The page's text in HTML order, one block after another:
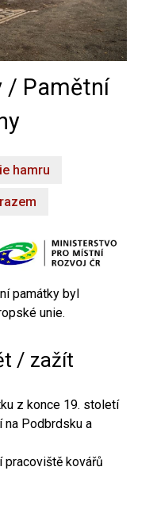
/ Pamětní
hamru
památky byl
unie.
/ zažít
z konce 19. století
Podbrdsku a
pracoviště kovářů